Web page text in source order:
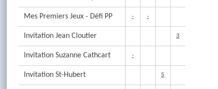
Mes Premiers Jeux - Défi PP - -
Invitation Jean Cloutier 3
Invitation Suzanne Cathcart -
Invitation St-Hubert 5